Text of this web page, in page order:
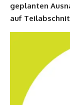
geplanten
auf